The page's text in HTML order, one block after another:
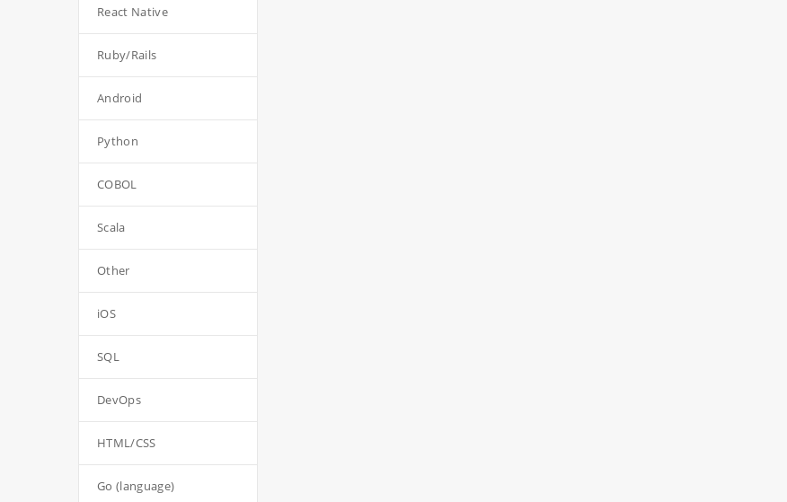
React Native
Ruby/Rails
Android
Python
COBOL
Scala
Other
iOS
SQL
DevOps
HTML/CSS
Go (language)